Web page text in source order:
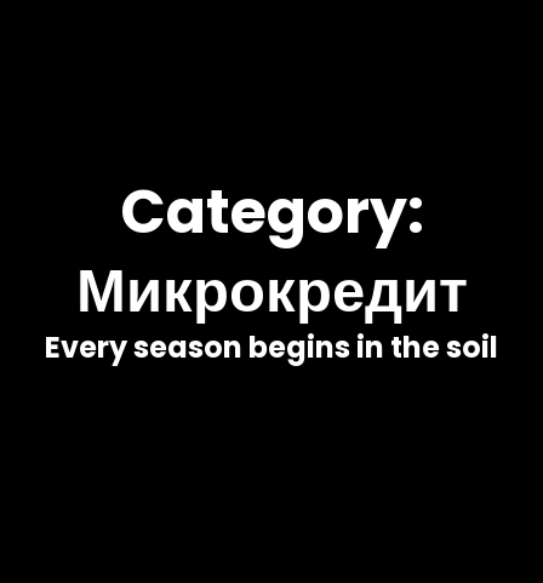
Category:
Микрокредит